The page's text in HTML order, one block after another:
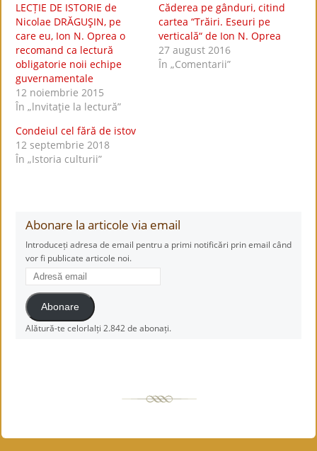
LECȚIE DE ISTORIE de
Nicolae DRĂGUŞIN, pe
care eu, Ion N. Oprea o
recomand ca lectură
obligatorie noii echipe
guvernamentale
12 noiembrie 2015
În „lnvitaţie la lectură”
Căderea pe gânduri, citind
cartea “Trăiri. Eseuri pe
verticală“ de Ion N. Oprea
27 august 2016
În „Comentarii”
Condeiul cel fără de istov
12 septembrie 2018
În „Istoria culturii”
Abonare la articole via email
Introduceți adresa de email pentru a primi notificări prin email când
vor fi publicate articole noi.
Adresă
email
Abonare
Alătură-te celorlalți 2.842 de abonați.